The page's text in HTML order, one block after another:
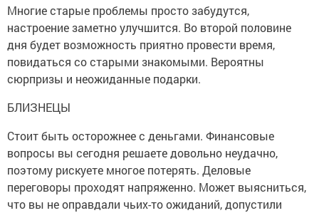
Многие старые проблемы просто забудутся,
настроение заметно улучшится. Во второй половине
дня будет возможность приятно провести время,
повидаться со старыми знакомыми. Вероятны
сюрпризы и неожиданные подарки.
БЛИЗНЕЦЫ
Стоит быть осторожнее с деньгами. Финансовые
вопросы вы сегодня решаете довольно неудачно,
поэтому рискуете многое потерять. Деловые
переговоры проходят напряженно. Может выясниться,
что вы не оправдали чьих-то ожиданий, допустили